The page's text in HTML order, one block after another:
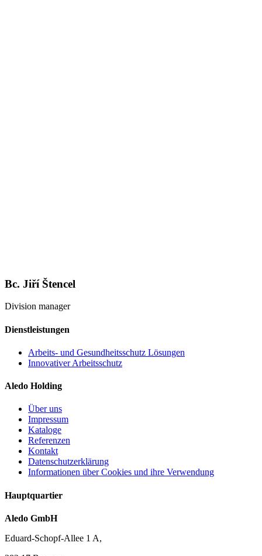
Bc. Jiří Štencel
Division manager
Dienstleistungen
Arbeits- und Gesundheitsschutz Lösungen
Innovativer Arbeitsschutz
Aledo Holding
Über uns
Impressum
Kataloge
Referenzen
Kontakt
Datenschutzerklärung
Informationen über Cookies und ihre Verwendung
Hauptquartier
Aledo GmbH
Eduard-Schopf-Allee 1 A,